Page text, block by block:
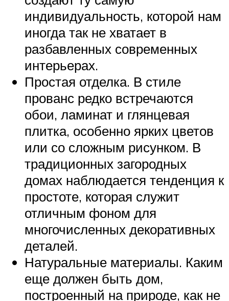
индивидуальность, которой нам
иногда так не хватает в
разбавленных современных
интерьерах.
Простая отделка. В стиле
прованс редко встречаются
обои, ламинат и глянцевая
плитка, особенно ярких цветов
или со сложным рисунком. В
традиционных загородных
домах наблюдается тенденция к
простоте, которая служит
отличным фоном для
многочисленных декоративных
деталей.
Натуральные материалы. Каким
еще должен быть дом,
построенный на природе, как не